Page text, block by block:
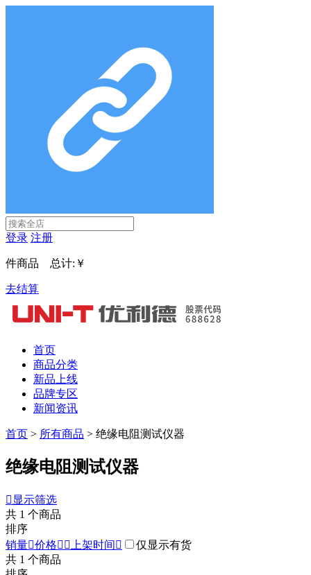
登录 注册
件商品 总计: ￥
去结算
首页
商品分类
新品上线
品牌专区
新闻资讯
首页 > 所有商品 > 绝缘电阻测试仪器
绝缘电阻测试仪器
 显示筛选
共 1 个商品
排序
销量价格  上架时间 
仅显示有货
共 1 个商品